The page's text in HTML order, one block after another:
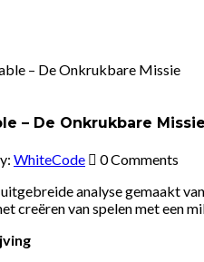
– De Onkrukbare Missie
– De Onkrukbare Missie
WhiteCode
0 Comments
analyse gemaakt
creëren van spelen met een